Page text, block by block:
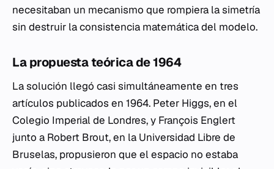
necesitaban un mecanismo que rompiera la simetría
sin destruir la consistencia matemática del modelo.
La propuesta teórica de 1964
La solución llegó casi simultáneamente en tres
artículos publicados en 1964. Peter Higgs, en el
Colegio Imperial de Londres, y François Englert
junto a Robert Brout, en la Universidad Libre de
Bruselas, propusieron que el espacio no estaba